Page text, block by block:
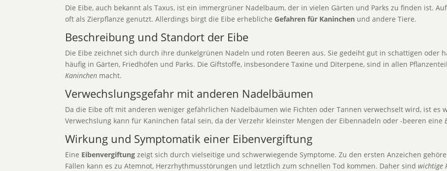
Die Eibe, auch bekannt als Taxus, ist ein immergrüner Nadelbaum, der in vielen Gärten und Parks zu finden ist.
oft als Zierpflanze genutzt. Allerdings birgt die Eibe erhebliche Gefahren für Kaninchen und andere Tiere.
Beschreibung und Standort der Eibe
Die Eibe zeichnet sich durch ihre dunkelgrünen Nadeln und roten Beeren aus. Sie gedeiht gut in schattigen oder
häufig in Gärten, Friedhöfen und Parks. Die Giftstoffe, insbesondere Taxine und Diterpene, sind in allen
Kaninchen macht.
Verwechslungsgefahr mit anderen Nadelbäumen
Da die Eibe oft mit anderen weniger gefährlichen Nadelbäumen wie Fichten oder Tannen verwechselt wird, ist es
Verwechslung kann für Kaninchen fatal sein, da der Verzehr kleinster Mengen der Eibennadeln oder -beeren eine
Wirkung und Symptomatik einer Eibenvergiftung
Eine Eibenvergiftung zeigt sich durch vielseitige und schwerwiegende Symptome. Zu den ersten Anzeichen
Fällen kann es zu Atemnot, Herzrhythmusstörungen und letztlich zum schnellen Tod kommen. Daher sind wichtige